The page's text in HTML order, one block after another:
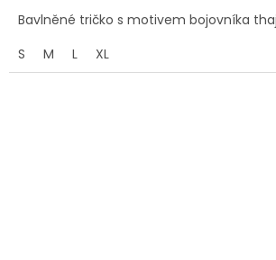
Bavlněné tričko s motivem bojovníka
S
M L XL